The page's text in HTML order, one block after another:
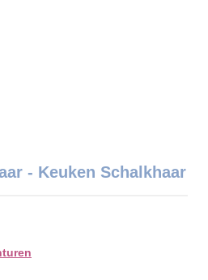
- Keuken Schalkhaar